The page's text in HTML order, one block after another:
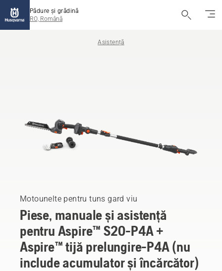
Pădure și grădină
RO, Română
Asistență
Motounelte pentru tuns gard viu
Piese, manuale și asistență
pentru Aspire™ S20-P4A +
Aspire™ tijă prelungire-P4A (nu
include acumulator și încărcător)